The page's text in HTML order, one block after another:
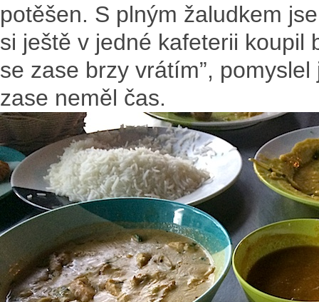
potěšen. S plným žaludkem
si ještě v jedné kafeterii koupil
se zase brzy vrátím”,
zase neměl čas.